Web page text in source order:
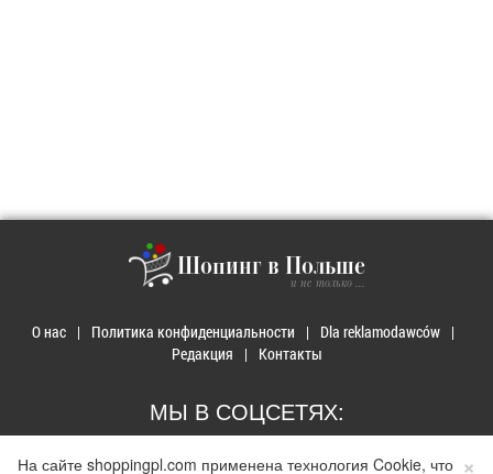
Шопинг в Польше
и не только ...
О нас Политика конфиденциальности
Dla reklamodawców
Редакция
Контакты
МЫ В СОЦСЕТЯХ:
×
На сайте shoppingpl.com применена технология Cookie, что